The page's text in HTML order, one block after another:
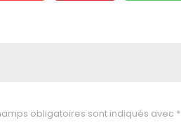
obligatoires sont indiqués avec *